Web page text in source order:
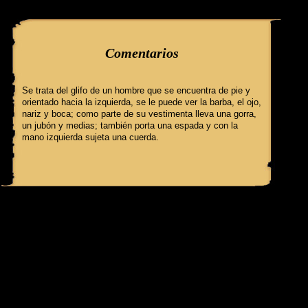
Comentarios
Se trata del glifo de un hombre que se encuentra de pie y
orientado hacia la izquierda, se le puede ver la barba, el ojo,
nariz y boca; como parte de su vestimenta lleva una gorra,
un jubón y medias; también porta una espada y con la
mano izquierda sujeta una cuerda.